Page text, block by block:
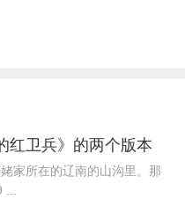
红卫兵》的两个版本
家所在的辽南的山沟里。那